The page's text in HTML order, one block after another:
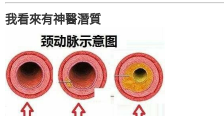
我看來有神醫潛質